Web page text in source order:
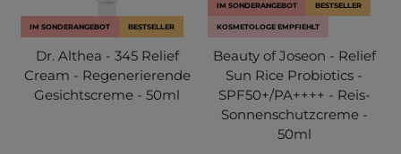
IM SONDERANGEBOT BESTSELLER
Dr. Althea - 345 Relief
Cream - Regenerierende
Gesichtscreme - 50ml
IM SONDERANGEBOT BESTSELLER
KOSMETOLOGE EMPFIEHLT
Beauty of Joseon - Relief
Sun Rice Probiotics -
SPF50+/PA++++ - Reis-
Sonnenschutzcreme -
50ml